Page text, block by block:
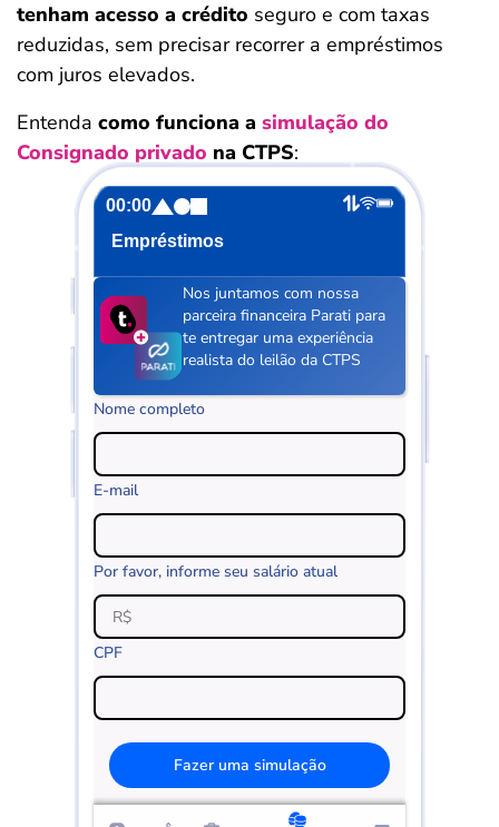
tenham acesso a crédito seguro e com taxas
reduzidas, sem precisar recorrer a empréstimos
com juros elevados.
Entenda como funciona a simulação do
Consignado privado na CTPS:
00:00
Empréstimos
Nos juntamos com nossa
parceira financeira Parati para
te entregar uma experiência
realista do leilão da CTPS
Nome completo
E-mail
Por favor, informe seu salário atual
CPF
Fazer uma simulação